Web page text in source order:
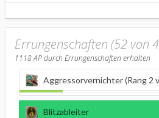
Errungenschaften (52 von
1118AP durch Errungenschaften erhalten
Aggressorvernichter (Rang 2
Blitzableiter